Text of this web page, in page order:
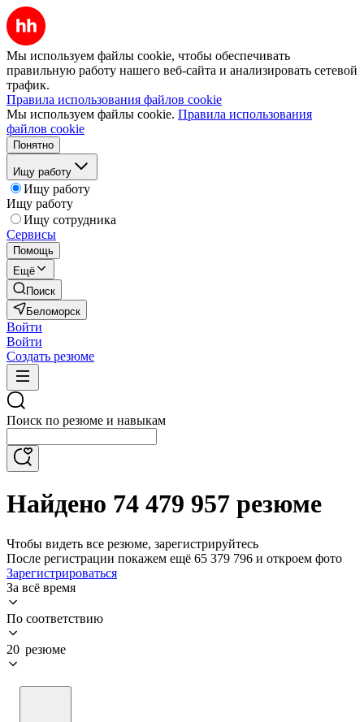
Мы используем файлы cookie, чтобы обеспечивать
правильную работу нашего веб-сайта и анализировать сетевой
трафик.
Правила использования файлов cookie
Мы используем файлы cookie. Правила использования
файлов cookie
Понятно
Ищу работу
Ищу работу
Ищу работу
Ищу сотрудника
Сервисы
Помощь
Ещё
Поиск
Беломорск
Войти
Войти
Создать резюме
Поиск по резюме и навыкам
Найдено 74 479 957 резюме
Чтобы видеть все резюме, зарегистрируйтесь
После регистрации покажем ещё 65 379 796 и откроем фото
Зарегистрироваться
За всё время
По соответствию
20 резюме